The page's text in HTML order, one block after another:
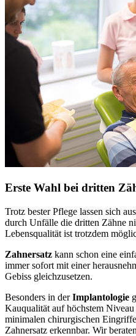
Erste Wahl bei dritten
Trotz bester Pflege lassen sich
durch Unfälle die dritten Zähne
Lebensqualität ist trotzdem
Zahnersatz kann schon eine
immer sofort mit einer
Gebiss gleichzusetzen.
Besonders in derImplantologie
Kauqualität auf höchstem
minimalen chirurgischen
Zahnersatz erkennbar. Wir